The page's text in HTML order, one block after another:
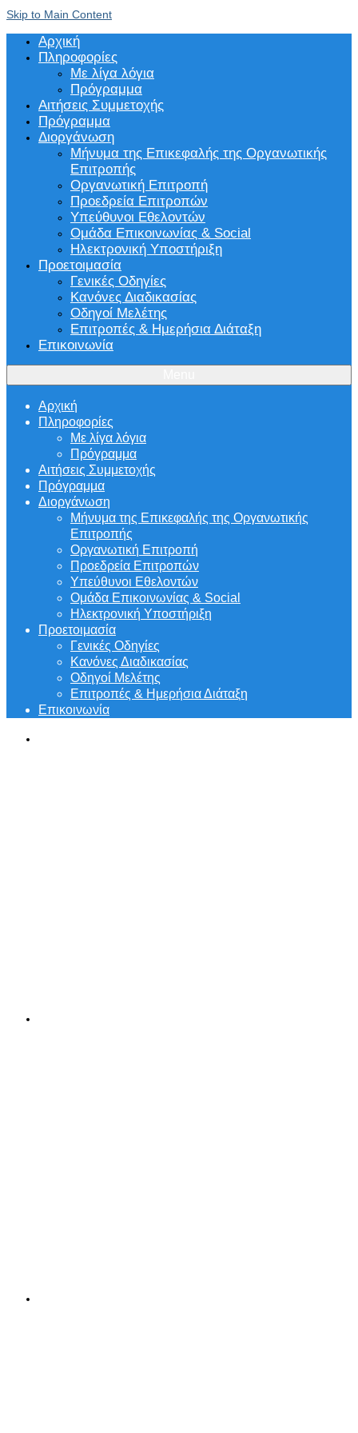
Skip to Main Content
Αρχική
Πληροφορίες
Με λίγα λόγια
Πρόγραμμα
Αιτήσεις Συμμετοχής
Πρόγραμμα
Διοργάνωση
Μήνυμα της Επικεφαλής της Οργανωτικής
Επιτροπής
Οργανωτική Επιτροπή
Προεδρεία Επιτροπών
Υπεύθυνοι Εθελοντών
Ομάδα Επικοινωνίας & Social
Ηλεκτρονική Υποστήριξη
Προετοιμασία
Γενικές Οδηγίες
Κανόνες Διαδικασίας
Οδηγοί Μελέτης
Επιτροπές & Ημερήσια Διάταξη
Επικοινωνία
Αρχική
Πληροφορίες
Με λίγα λόγια
Πρόγραμμα
Αιτήσεις Συμμετοχής
Πρόγραμμα
Διοργάνωση
Μήνυμα της Επικεφαλής της Οργανωτικής
Επιτροπής
Οργανωτική Επιτροπή
Προεδρεία Επιτροπών
Υπεύθυνοι Εθελοντών
Ομάδα Επικοινωνίας & Social
Ηλεκτρονική Υποστήριξη
Προετοιμασία
Γενικές Οδηγίες
Κανόνες Διαδικασίας
Οδηγοί Μελέτης
Επιτροπές & Ημερήσια Διάταξη
Επικοινωνία